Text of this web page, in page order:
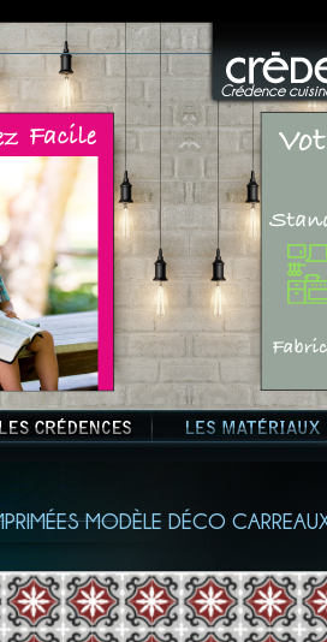
Crédence
MODÈLE DÉCO